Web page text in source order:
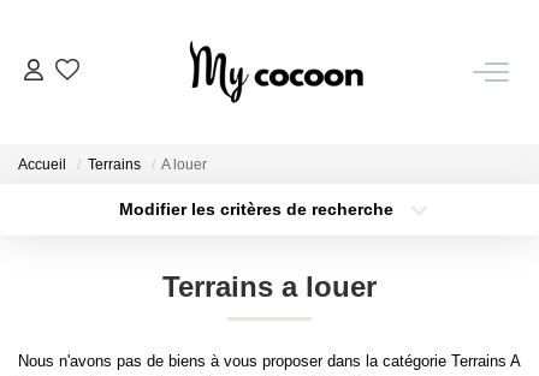
Accueil Terrains A louer
Modifier les critères de recherche
Plus de critères Créer une alerte
Terrains a louer
Nous n'avons pas de biens à vous proposer dans la catégorie Terrains A